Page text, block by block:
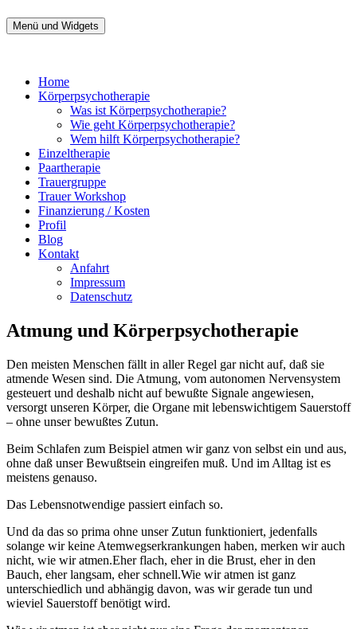
Inhalt
Therapie Mros Körperpsychotherapie
Psychotherapie Hamburg St. Georg
Menü und Widgets
Home
Körperpsychotherapie
Was ist Körperpsychotherapie?
Wie geht Körperpsychotherapie?
Wem hilft Körperpsychotherapie?
Einzeltherapie
Paartherapie
Trauergruppe
Trauer Workshop
Finanzierung / Kosten
Profil
Blog
Kontakt
Anfahrt
Impressum
Datenschutz
Atmung und Körperpsychotherapie
Den meisten Menschen fällt in aller Regel gar nicht auf, daß sie
atmende Wesen sind. Die Atmung, vom autonomen Nervensystem
gesteuert und deshalb nicht auf bewußte Signale angewiesen,
versorgt unseren Körper, die Organe mit lebenswichtigem Sauerstoff
– ohne unser bewußtes Zutun.
Beim Schlafen zum Beispiel atmen wir ganz von selbst ein und aus,
ohne daß unser Bewußtsein eingreifen muß. Und im Alltag ist es
meistens genauso.
Das Lebensnotwendige passiert einfach so.
Und da das so prima ohne unser Zutun funktioniert, jedenfalls
solange wir keine Atemwegserkrankungen haben, merken wir auch
nicht, wie wir atmen.Eher flach, eher in die Brust, eher in den
Bauch, eher langsam, eher schnell.Wie wir atmen ist ganz
unterschiedlich und abhängig davon, was wir gerade tun und
wieviel Sauerstoff benötigt wird.